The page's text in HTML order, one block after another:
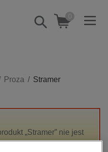
Pokaż/schowaj
wyszukiwarkę
0
Proza Stramer
„Stramer” nie jest